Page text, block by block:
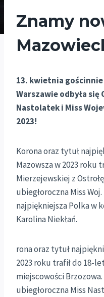
Znamy
13. kwietnia gościnnie
Warszawie odbyła się
Nastolatek i Miss
2023!
Korona oraz tytuł
Mazowsza w 2023 roku
Mierzejewskiej z
ubiegłoroczna Miss
najpiękniejsza Polka w
Karolina Niekłań.
rona oraz tytuł
2023 roku trafił do 18-
miejscowości
ubiegłoroczna Miss